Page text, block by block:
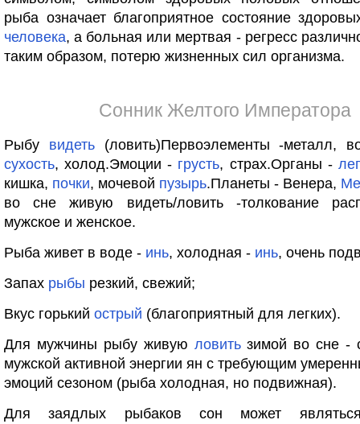
рыба означает благоприятное состояние
человека, а больная или мертвая - регресс
таким образом, потерю жизненных сил организма.
Сонник Желтого Императора
Рыбу видеть(ловить)Первоэлементы -металл,
сухость, холод.Эмоции - грусть, страх.Органы -
кишка, почки, мочевой пузырь.Планеты - Венера,
во сне живую видеть/ловить -толкование
мужское и женское.
Рыба живет в воде - инь, холодная - инь, очень
Запах рыбы резкий, свежий;
Вкус горький острый (благоприятный для легких).
Для мужчины рыбу живую ловитьзимой во сне -
мужской активной энергии ян с требующим
эмоций сезоном (рыба холодная, но подвижная).
Для заядлых рыбаков сон может